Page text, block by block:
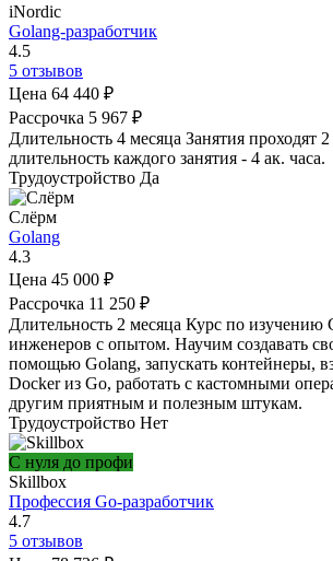
iNordic
Golang-разработчик
4.5
5 отзывов
Цена 64 440 ₽
Рассрочка 5 967 ₽
Длительность 4 месяца Занятия проходят
длительность каждого занятия - 4 ак. часа.
Трудоустройство Да
Слёрм
Golang
4.3
Цена 45 000 ₽
Рассрочка 11 250 ₽
Длительность 2 месяца Курс по изучению
инженеров с опытом. Научим создавать
помощью Golang, запускать контейнеры,
Docker из Go, работать с кастомными
другим приятным и полезным штукам.
Трудоустройство Нет
С нуля до профи
Skillbox
Профессия Go-разработчик
4.7
5 отзывов